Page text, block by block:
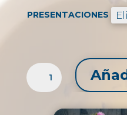
PRESENTACIONES
APOYO
DE
HÍGADO
GRASO